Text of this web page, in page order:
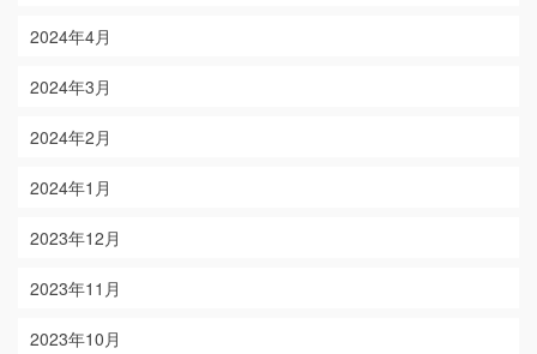
2024年4月
2024年3月
2024年2月
2024年1月
2023年12月
2023年11月
2023年10月